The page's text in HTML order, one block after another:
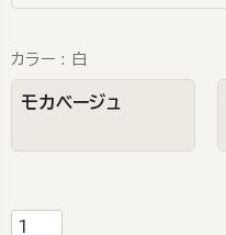
カラー 白
モカベージュ